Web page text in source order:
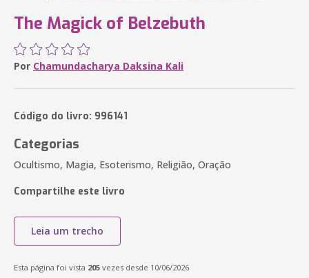
The Magick of Belzebuth
Por Chamundacharya Daksina Kali
Código do livro: 996141
Categorias
Ocultismo, Magia, Esoterismo, Religião, Oração
Compartilhe este livro
Leia um trecho
Esta página foi vista 205 vezes desde 10/06/2026